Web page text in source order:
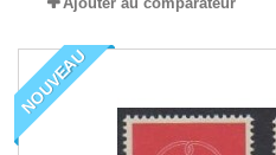
NOUVEAU